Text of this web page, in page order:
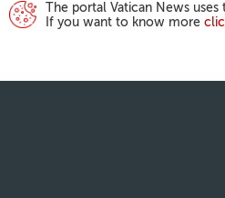
The portal Vatican News
If you want to know more